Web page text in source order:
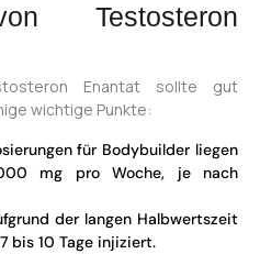
Testosteron
Enantat sollte gut
wichtige Punkte:
für Bodybuilder liegen
mg pro Woche, je nach
der langen Halbwertszeit
bis 10 Tage injiziert.